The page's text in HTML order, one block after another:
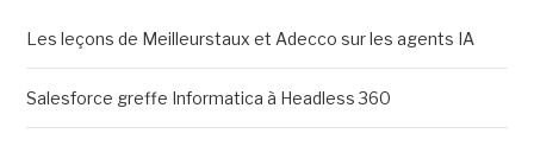
Les leçons de Meilleurstaux et Adecco sur les agents IA
Salesforce greffe Informatica à Headless 360